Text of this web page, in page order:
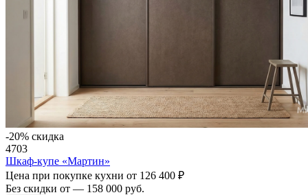
-20% скидка
4703
Шкаф-купе «Мартин»
Цена при покупке кухни от 126 400 ₽
Без скидки от — 158 000 руб.